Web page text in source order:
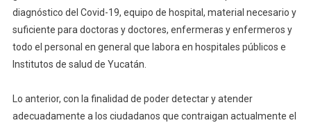
Insumos
En
Salud
diagnóstico del Covid-19, equipo de hospital, material necesario y
suficiente para doctoras y doctores, enfermeras y enfermeros y
todo el personal en general que labora en hospitales públicos e
Institutos de salud de Yucatán.
Lo anterior, con la finalidad de poder detectar y atender
adecuadamente a los ciudadanos que contraigan actualmente el